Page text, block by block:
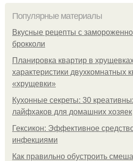
Популярные материалы
Вкусные рецепты с
брокколи
Планировка квартир в
характеристики двухкомнатных
«хрущевки»
Кухонные секреты: 30
лайфхаков для домашних хозяек
Гексикон: Эффективное
инфекциями
Как правильно обустроить